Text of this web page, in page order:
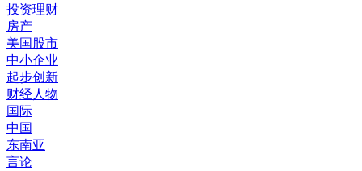
投资理财
房产
美国股市
中小企业
起步创新
财经人物
国际
中国
东南亚
言论